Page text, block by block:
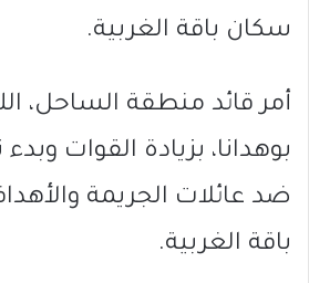
سكان باقة الغربية.
أمر قائد منطقة الساحل،
بوهدانا، بزيادة القوات
ضد عائلات الجريمة
باقة الغربية.